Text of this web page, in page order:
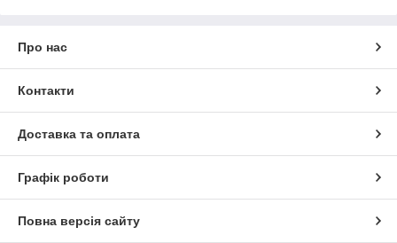
Про нас
Контакти
Доставка та оплата
Графік роботи
Повна версія сайту